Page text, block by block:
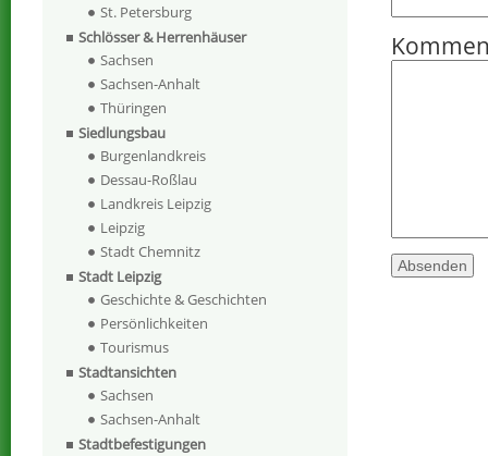
St. Petersburg
Schlösser & Herrenhäuser
Sachsen
Sachsen-Anhalt
Thüringen
Siedlungsbau
Burgenlandkreis
Dessau-Roßlau
Landkreis Leipzig
Leipzig
Stadt Chemnitz
Stadt Leipzig
Geschichte & Geschichten
Persönlichkeiten
Tourismus
Stadtansichten
Sachsen
Sachsen-Anhalt
Stadtbefestigungen